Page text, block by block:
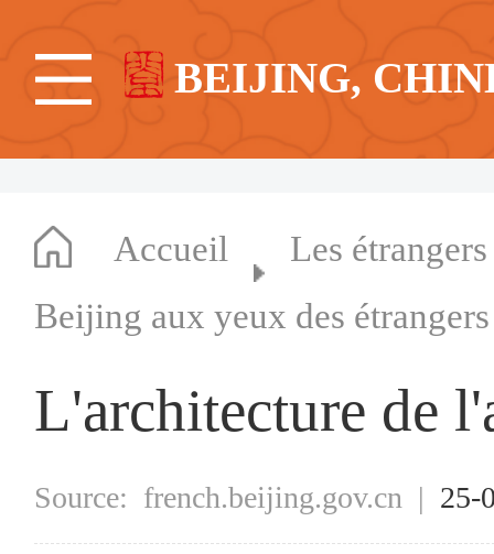
BEIJING,
Accueil
Les
Beijing aux yeux des étrangers
L'architecture de
Source: french.beijing.gov.cn | 25-